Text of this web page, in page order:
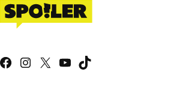
Facebook
Instagram
X YouTube